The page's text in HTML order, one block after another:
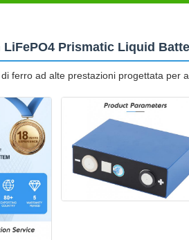
LiFePO4 Prismatic Liquid
ferro ad alte prestazioni progettata per